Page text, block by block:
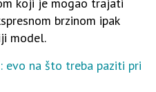
koji je mogao trajati
brzinom ipak
model.
evo na što treba paziti pri